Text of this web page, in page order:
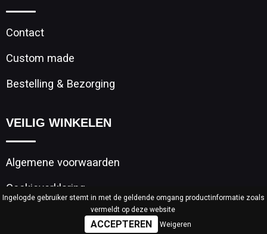
Contact
Custom made
Bestelling & Bezorging
VEILIG WINKELEN
Algemene voorwaarden
Cookieverklaring
Privacyverklaring
Ingelogde gebruiker stemt in met de geldende omgang productinformatie zoals
vermeldt op deze website
Weigeren